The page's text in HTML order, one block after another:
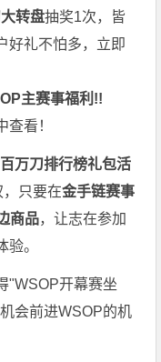
转盘抽奖1次，皆
好礼不怕多，立即
主赛事福利!!
查看！
万刀排行榜礼包活
，只要在金手链赛事
商品，让志在参加
。
"WSOP开幕赛坐
会前进WSOP的机